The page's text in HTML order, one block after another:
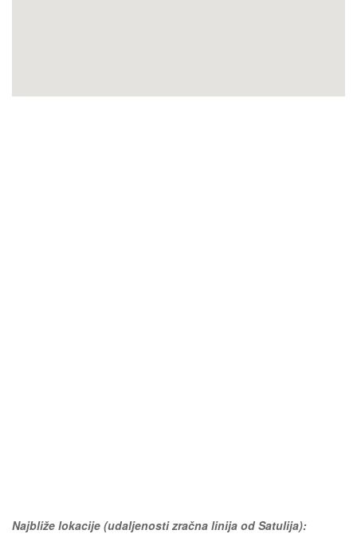
Najbliže lokacije (udaljenosti zračna linija od Satulija):